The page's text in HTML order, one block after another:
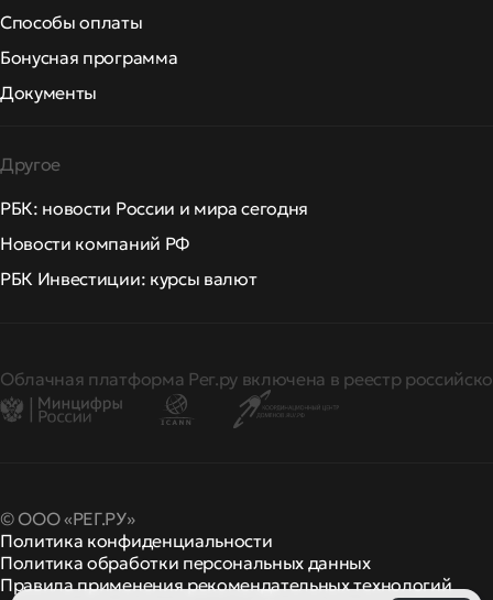
Способы оплаты
Бонусная программа
Документы
Другое
РБК: новости России и мира сегодня
Новости компаний РФ
РБК Инвестиции: курсы валют
Облачная платформа Рег.ру включена в реестр
© ООО «РЕГ.РУ»
Политика конфиденциальности
Политика обработки персональных данных
Правила применения рекомендательных технологий